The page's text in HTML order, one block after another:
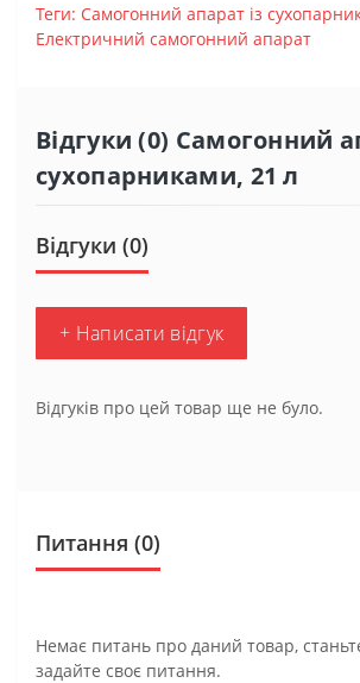
Теги: Самогонний апарат із
Електричний самогонний апарат
Відгуки (0) Самогонний
сухопарниками, 21 л
Відгуки (0)
+ Написати відгук
Відгуків про цей товар ще не було.
Питання (0)
Немає питань про даний товар,
задайте своє питання.